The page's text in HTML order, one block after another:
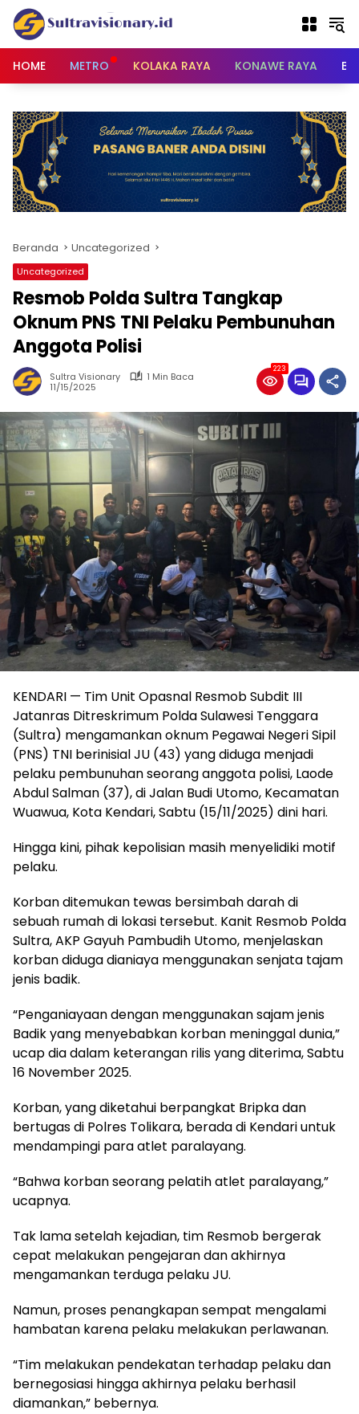
Langsung
konten
HOME
METRO KOLAKA RAYA KONAWE RAYA
Beranda Uncategorized
Uncategorized
Resmob Polda Sultra Tangkap
Oknum PNS TNI Pelaku Pembunuhan
Anggota Polisi
Sultra Visionary
1 Min Baca
11/15/2025
223
KENDARI — Tim Unit Opasnal Resmob Subdit III
Jatanras Ditreskrimum Polda Sulawesi Tenggara
(Sultra) mengamankan oknum Pegawai Negeri Sipil
(PNS) TNI berinisial JU (43) yang diduga menjadi
pelaku pembunuhan seorang anggota polisi, Laode
Abdul Salman (37), di Jalan Budi Utomo, Kecamatan
Wuawua, Kota Kendari, Sabtu (15/11/2025) dini hari.
Hingga kini, pihak kepolisian masih menyelidiki motif
pelaku.
Korban ditemukan tewas bersimbah darah di
sebuah rumah di lokasi tersebut. Kanit Resmob Polda
Sultra, AKP Gayuh Pambudih Utomo, menjelaskan
korban diduga dianiaya menggunakan senjata tajam
jenis badik.
“Penganiayaan dengan menggunakan sajam jenis
Badik yang menyebabkan korban meninggal dunia,”
ucap dia dalam keterangan rilis yang diterima, Sabtu
16 November 2025.
Korban, yang diketahui berpangkat Bripka dan
bertugas di Polres Tolikara, berada di Kendari untuk
mendampingi para atlet paralayang.
“Bahwa korban seorang pelatih atlet paralayang,”
ucapnya.
Tak lama setelah kejadian, tim Resmob bergerak
cepat melakukan pengejaran dan akhirnya
mengamankan terduga pelaku JU.
Namun, proses penangkapan sempat mengalami
hambatan karena pelaku melakukan perlawanan.
“Tim melakukan pendekatan terhadap pelaku dan
bernegosiasi hingga akhirnya pelaku berhasil
diamankan,” bebernya.